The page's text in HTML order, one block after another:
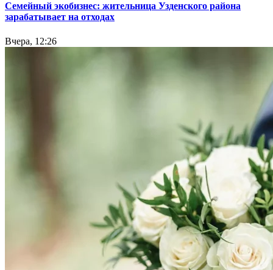
Семейный экобизнес: жительница Узденского района
зарабатывает на отходах
Вчера, 12:26